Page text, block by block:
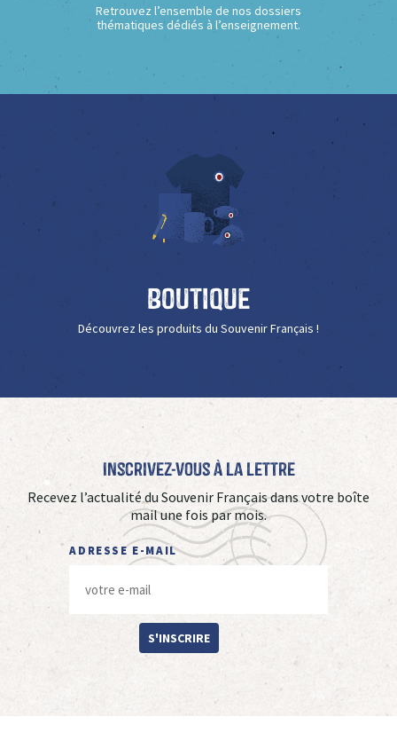
Retrouvez l’ensemble de nos dossiers
thématiques dédiés à l’enseignement.
Boutique
Découvrez les produits du Souvenir Français !
Inscrivez-vous à La Lettre
Recevez l’actualité du Souvenir Français dans votre boîte
mail une fois par mois.
ADRESSE E-MAIL
S'INSCRIRE